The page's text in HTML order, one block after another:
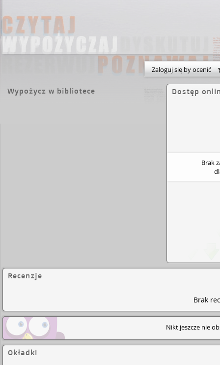
Zaloguj się by ocenić
Wypożycz w bibliotece Dostęp
Brak
Recenzje
Brak
Nikt jeszcze nie
Okładki